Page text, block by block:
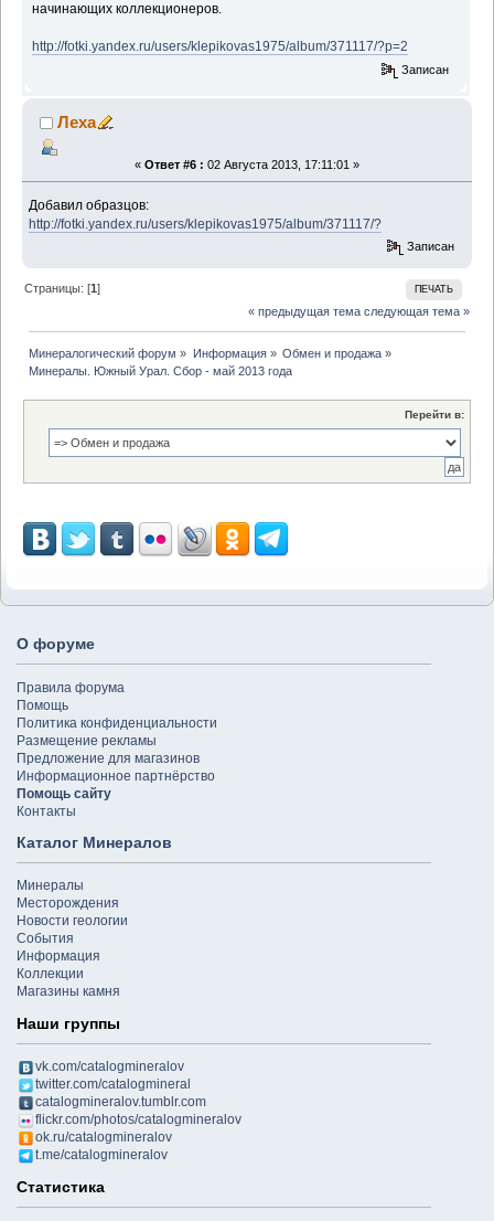
начинающих коллекционеров.
http://fotki.yandex.ru/users/klepikovas1975/album/371117/?p=2
Записан
Леха
« Ответ #6 : 02 Августа 2013, 17:11:01 »
Добавил образцов:
http://fotki.yandex.ru/users/klepikovas1975/album/371117/?
Записан
ПЕЧАТЬ
Страницы: [1]
« предыдущая тема следующая тема »
Минералогический форум » Информация» Обмен и продажа»
Минералы. Южный Урал. Сбор - май 2013 года
Перейти в:
О форуме
Правила форума
Помощь
Политика конфиденциальности
Размещение рекламы
Предложение для магазинов
Информационное партнёрство
Помощь сайту
Контакты
Каталог Минералов
Минералы
Месторождения
Новости геологии
События
Информация
Коллекции
Магазины камня
Наши группы
vk.com/catalogmineralov
twitter.com/catalogmineral
catalogmineralov.tumblr.com
flickr.com/photos/catalogmineralov
ok.ru/catalogmineralov
t.me/catalogmineralov
Статистика